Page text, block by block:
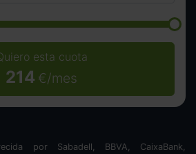
esta cuota
214 €/mes
por Sabadell, BBVA, CaixaBank,